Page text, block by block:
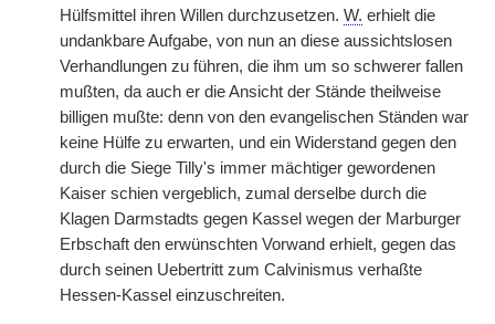
Hülfsmittel ihren Willen durchzusetzen. W. erhielt die
undankbare Aufgabe, von nun an diese aussichtslosen
Verhandlungen zu führen, die ihm um so schwerer fallen
mußten, da auch er die Ansicht der Stände theilweise
billigen mußte: denn von den evangelischen Ständen war
keine Hülfe zu erwarten, und ein Widerstand gegen den
durch die Siege Tilly's immer mächtiger gewordenen
Kaiser schien vergeblich, zumal derselbe durch die
Klagen Darmstadts gegen Kassel wegen der Marburger
Erbschaft den erwünschten Vorwand erhielt, gegen das
durch seinen Uebertritt zum Calvinismus verhaßte
Hessen-Kassel einzuschreiten.